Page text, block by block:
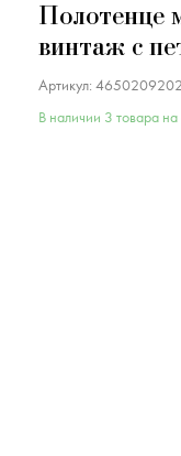
Полотенце
винтаж с
Артикул:
В наличии 3 товара на